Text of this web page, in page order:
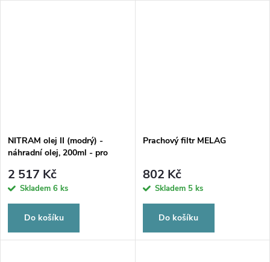
NITRAM olej II (modrý) -
náhradní olej, 200ml - pro
2 517 Kč
Skladem 6 ks
Do košíku
Prachový filtr MELAG
802 Kč
Skladem 5 ks
Do košíku